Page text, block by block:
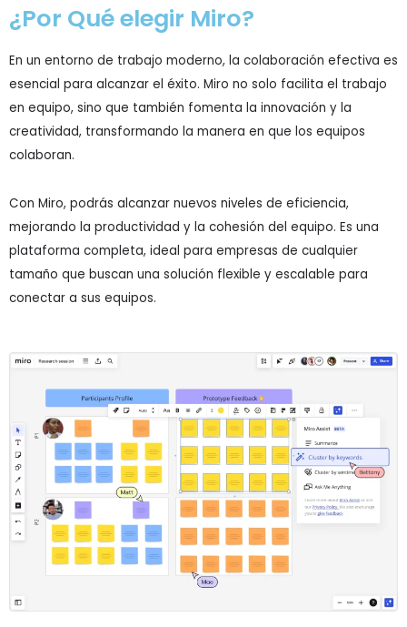
¿Por Qué elegir Miro?
En un entorno de trabajo moderno, la colaboración efectiva es
esencial para alcanzar el éxito. Miro no solo facilita el trabajo
en equipo, sino que también fomenta la innovación y la
creatividad, transformando la manera en que los equipos
colaboran.
Con Miro, podrás alcanzar nuevos niveles de eficiencia,
mejorando la productividad y la cohesión del equipo. Es una
plataforma completa, ideal para empresas de cualquier
tamaño que buscan una solución flexible y escalable para
conectar a sus equipos.